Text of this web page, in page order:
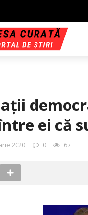
ei că
2020 0 67